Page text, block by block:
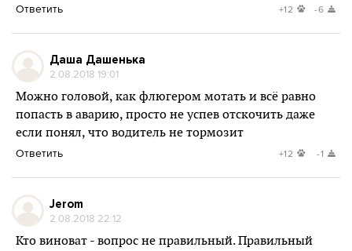
Ответить +12 -6
Даша Дашенька
2.08.2018 19:01
Можно головой, как флюгером мотать и всё равно
попасть в аварию, просто не успев отскочить даже
если понял, что водитель не тормозит
Ответить +12 -1
Jerom
2.08.2018 22:12
Кто виноват - вопрос не правильный. Правильный